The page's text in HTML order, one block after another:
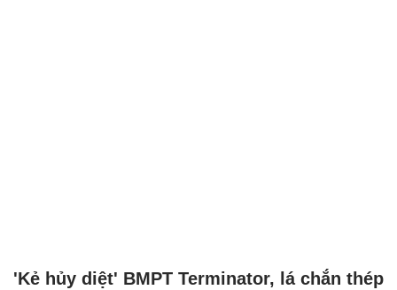
'Kẻ hủy diệt' BMPT Terminator, lá chắn thép